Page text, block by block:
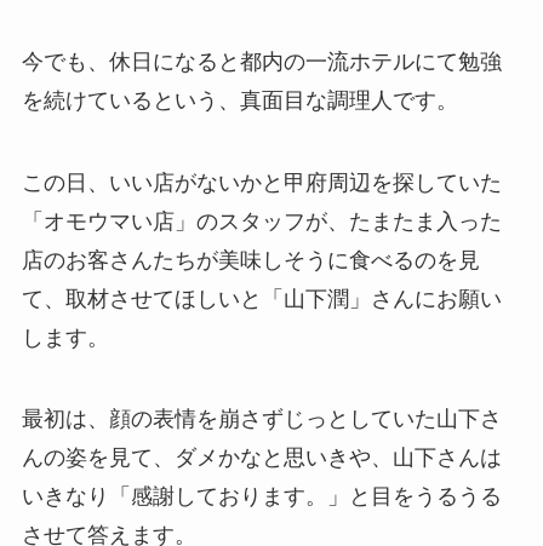
今でも、休日になると都内の一流ホテルにて勉強
を続けているという、真面目な調理人です。
この日、いい店がないかと甲府周辺を探していた
「オモウマい店」のスタッフが、たまたま入った
店のお客さんたちが美味しそうに食べるのを見
て、取材させてほしいと「山下潤」さんにお願い
します。
最初は、顔の表情を崩さずじっとしていた山下さ
んの姿を見て、ダメかなと思いきや、山下さんは
いきなり「感謝しております。」と目をうるうる
させて答えます。